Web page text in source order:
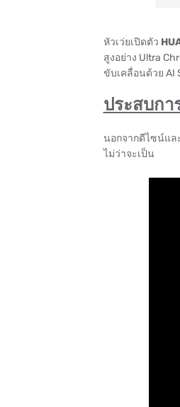
หัวเว่ยเปิดตัว
สูงอย่าง Ultra
ขับเคลื่อนด้วย AI
ประสบก
นอกจากดีไซน์แล
ไม่ว่าจะเป็น